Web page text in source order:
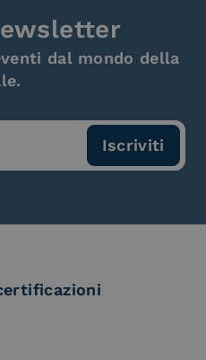
dal mondo della